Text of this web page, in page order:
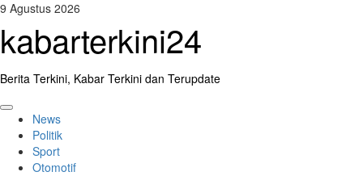
Skip
content
9 Agustus 2026
kabarterkini24
Berita Terkini, Kabar Terkini dan Terupdate
Primary
Menu
News
Politik
Sport
Otomotif